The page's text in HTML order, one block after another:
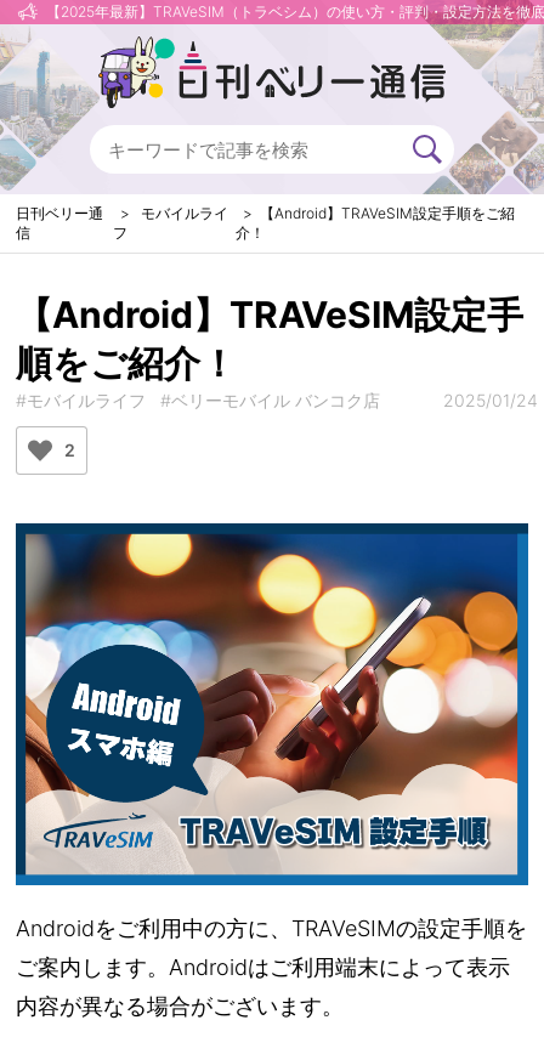
【2025年最新】TRAVeSIM（トラベシム）の使い方・評判・設定方法を徹
日刊ベリー通
信
モバイルライ
フ
【Android】TRAVeSIM設定手順をご紹
介！
【Android】TRAVeSIM設定手
順をご紹介！
#モバイルライフ #ベリーモバイル バンコク店 2025/01/24
2
Androidをご利用中の方に、TRAVeSIMの設定手順を
ご案内します。Androidはご利用端末によって表示
内容が異なる場合がございます。